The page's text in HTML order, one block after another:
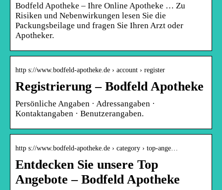
Bodfeld Apotheke – Ihre Online Apotheke … Zu
Risiken und Nebenwirkungen lesen Sie die
Packungsbeilage und fragen Sie Ihren Arzt oder
Apotheker.
http s://www.bodfeld-apotheke.de › account › register
Registrierung – Bodfeld Apotheke
Persönliche Angaben · Adressangaben ·
Kontaktangaben · Benutzerangaben.
http s://www.bodfeld-apotheke.de › category › top-ange…
Entdecken Sie unsere Top
Angebote – Bodfeld Apotheke